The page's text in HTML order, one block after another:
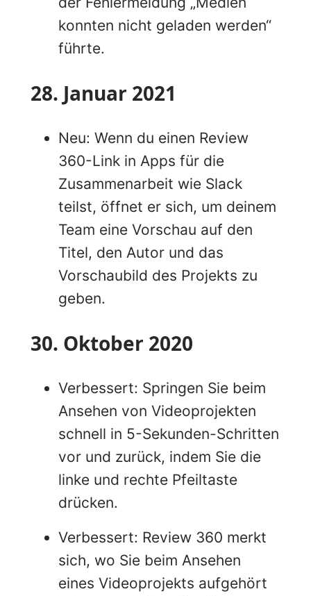
konnten nicht geladen werden“
führte.
28. Januar 2021
Neu: Wenn du einen Review
360-Link in Apps für die
Zusammenarbeit wie Slack
teilst, öffnet er sich, um deinem
Team eine Vorschau auf den
Titel, den Autor und das
Vorschaubild des Projekts zu
geben.
30. Oktober 2020
Verbessert: Springen Sie beim
Ansehen von Videoprojekten
schnell in 5-Sekunden-Schritten
vor und zurück, indem Sie die
linke und rechte Pfeiltaste
drücken.
Verbessert: Review 360 merkt
sich, wo Sie beim Ansehen
eines Videoprojekts aufgehört